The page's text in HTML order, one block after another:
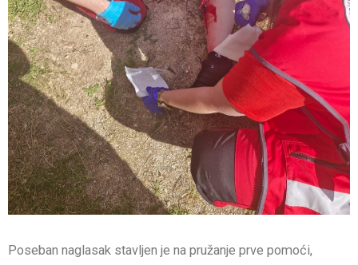
Poseban naglasak stavljen je na pružanje prve pomoći,